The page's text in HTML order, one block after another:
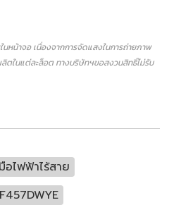
หน้าจอ เนื่องจากการจัดแสงในการถ่ายภาพ
ตในแต่ละล็อต ทางบริษัทฯขอสงวนสิทธิ์ไม่รับ
อไฟฟ้าไร้สาย